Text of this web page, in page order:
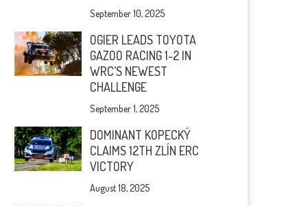
September 10, 2025
OGIER LEADS TOYOTA
GAZOO RACING 1-2 IN
WRC’S NEWEST
CHALLENGE
September 1, 2025
DOMINANT KOPECKÝ
CLAIMS 12TH ZLÍN ERC
VICTORY
August 18, 2025